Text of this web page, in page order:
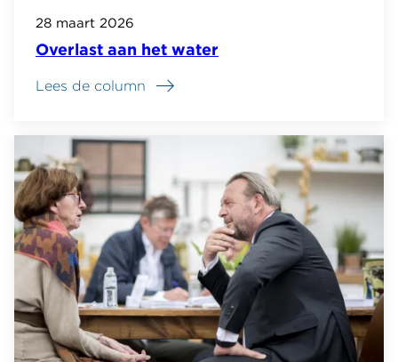
Overlast aan het water
28 maart 2026
Lees de column